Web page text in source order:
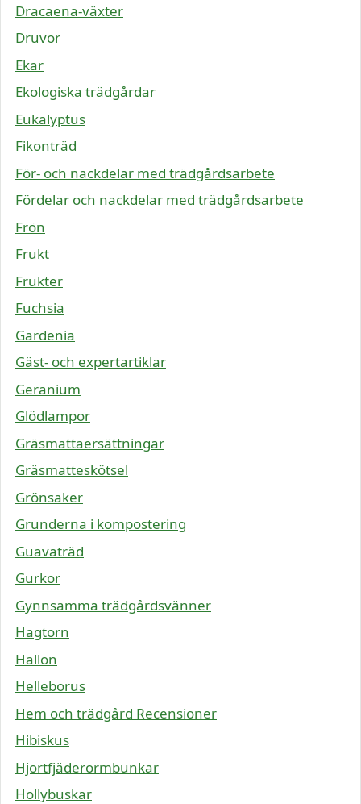
Dracaena-växter
Druvor
Ekar
Ekologiska trädgårdar
Eukalyptus
Fikonträd
För- och nackdelar med trädgårdsarbete
Fördelar och nackdelar med trädgårdsarbete
Frön
Frukt
Frukter
Fuchsia
Gardenia
Gäst- och expertartiklar
Geranium
Glödlampor
Gräsmattaersättningar
Gräsmatteskötsel
Grönsaker
Grunderna i kompostering
Guavaträd
Gurkor
Gynnsamma trädgårdsvänner
Hagtorn
Hallon
Helleborus
Hem och trädgård Recensioner
Hibiskus
Hjortfjäderormbunkar
Hollybuskar